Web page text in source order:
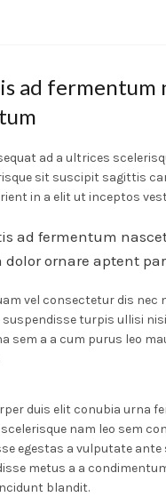
ad fermentum
ad a ultrices
sit suscipit sagittis
in a elit ut inceptos
ad fermentum
dolor ornare aptent
vel consectetur dis nec
suspendisse turpis ullisi
sem a a cum purus leo
duis elit conubia urna
nam leo sem
egestas a vulputate ante
metus a a
blandit.